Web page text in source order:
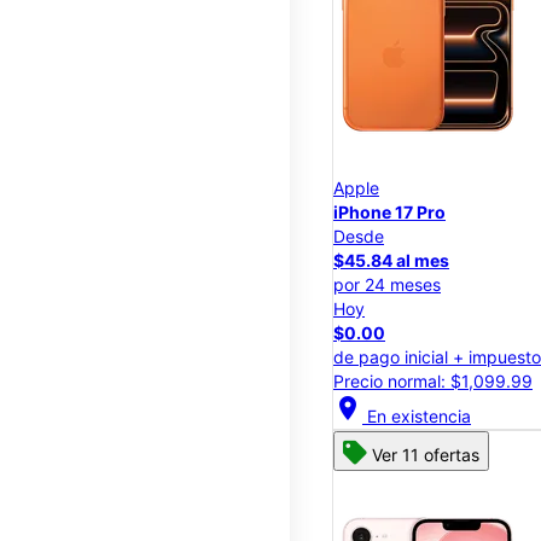
Apple
iPhone 17 Pro
Desde
$45.84 al mes
por 24 meses
Hoy
$0.00
de pago inicial +
Precio normal: $1,099.99
location_on En existencia
Ver 11 ofertas